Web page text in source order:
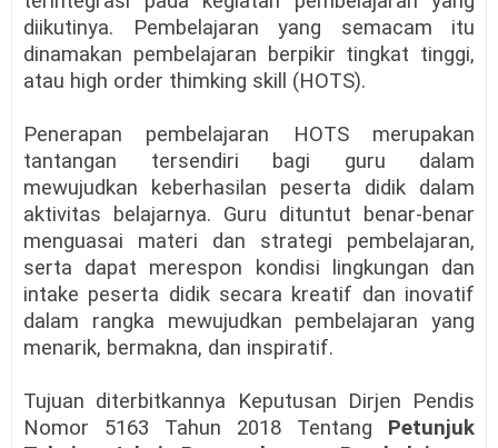
diikutinya. Pembelajaran yang semacam itu
dinamakan pembelajaran berpikir tingkat tinggi,
atau high order thimking skill (HOTS).
Penerapan pembelajaran HOTS merupakan
tantangan tersendiri bagi guru dalam
mewujudkan keberhasilan peserta didik dalam
aktivitas belajarnya. Guru dituntut benar-benar
menguasai materi dan strategi pembelajaran,
serta dapat merespon kondisi lingkungan dan
intake peserta didik secara kreatif dan inovatif
dalam rangka mewujudkan pembelajaran yang
menarik, bermakna, dan inspiratif.
Tujuan diterbitkannya Keputusan Dirjen Pendis
Nomor 5163 Tahun 2018 Tentang Petunjuk